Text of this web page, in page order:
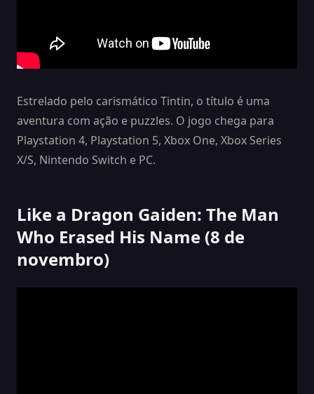
Estrelado pelo carismático Tintin, o título é uma
aventura com ação e puzzles. O jogo chega para
Playstation 4, Playstation 5, Xbox One, Xbox Series
X/S, Nintendo Switch e PC.
Like a Dragon Gaiden: The Man
Who Erased His Name (8 de
novembro)